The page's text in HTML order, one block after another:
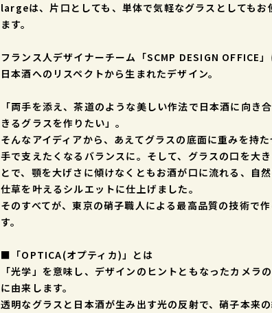
largeは、片口としても、単体で気軽なグラスとしてもお
ます。
フランス人デザイナーチーム「SCMP DESIGN OFFICE」
日本酒へのリスペクトから生まれたデザイン。
「両手を添え、茶道のような美しい作法で日本酒に向き
きるグラスを作りたい」。
そんなアイディアから、あえてグラスの底面に重みを持
手で支えたくなるバランスに。そして、グラスの口を大
とで、顎を大げさに傾けなくともお酒が口に流れる、自
仕草を叶えるシルエットに仕上げました。
そのすべてが、東京の硝子職人による最高品質の技術で
す。
■「OPTICA(オプティカ)」とは
「光学」を意味し、デザインのヒントともなったカメラ
に由来します。
透明なグラスと日本酒が生み出す光の反射で、硝子本来